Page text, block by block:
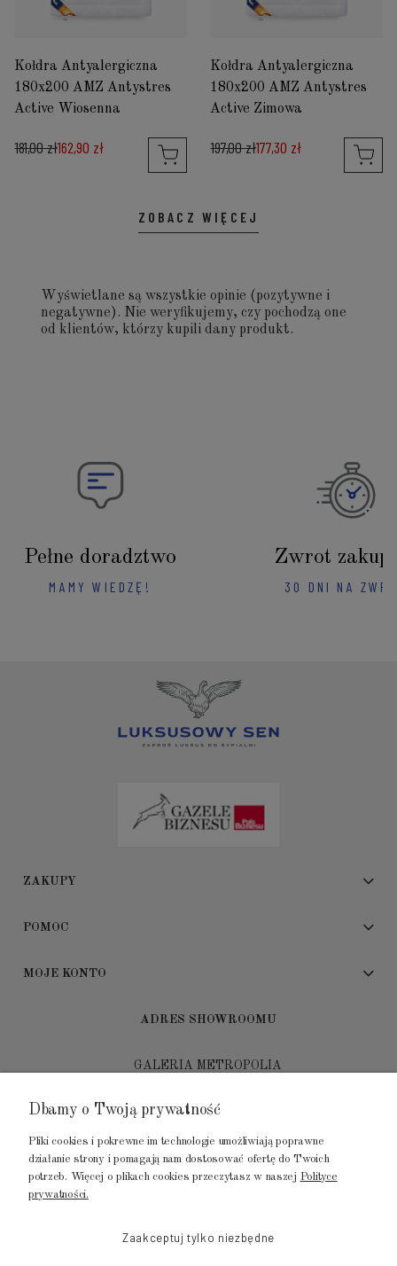
Kołdra Antyalergiczna
180x200 AMZ Antystres
Active Wiosenna
181,00 zł162,90 zł
Kołdra Antyalergiczna
180x200 AMZ Antystres
Active Zimowa
197,00 zł177,30 zł
ZOBACZ WIĘCEJ
Wyświetlane są wszystkie opinie (pozytywne i
negatywne). Nie weryfikujemy, czy pochodzą one
od klientów, którzy kupili dany produkt.
Pełne doradztwo
MAMY WIEDZĘ!
Zwrot
30 DNI NA
ZAKUPY
POMOC
MOJE KONTO
ADRES SHOWROOMU
GALERIA METROPOLIA
80-452 Gdańsk
tel.: 502 104 104
mail: biuro@luksusowysen.pl
Dbamy o Twoją prywatność
Pliki cookies i pokrewne im technologie umożliwiają poprawne
działanie strony i pomagają nam dostosować ofertę do Twoich
potrzeb. Więcej o plikach cookies przeczytasz w naszej Polityce
prywatności.
Zaakceptuj tylko niezbędne